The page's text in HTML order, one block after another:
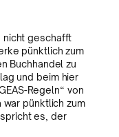
nicht geschafft
pünktlich zum
Buchhandel zu
und beim hier
Regeln“ von
war pünktlich zum
es, der